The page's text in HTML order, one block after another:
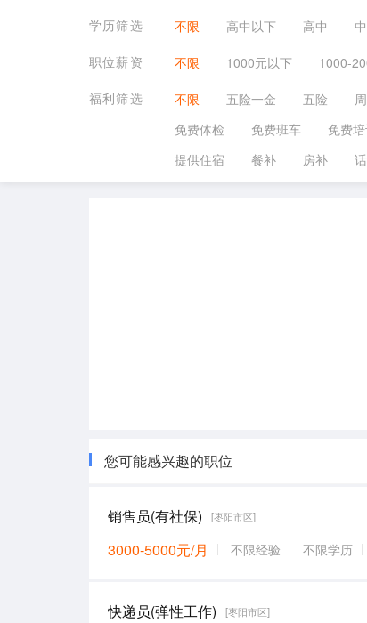
学历筛选
不限 高中以下 高中
职位薪资
不限 1000元以下 1000-
福利筛选
不限 五险一金 五险
免费体检
免费班车 免费
提供住宿
餐补 房补
您可能感兴趣的职位
销售员(有社保) [枣阳市区]
3000-5000元/月 不限经验 不限学历
快递员(弹性工作) [枣阳市区]